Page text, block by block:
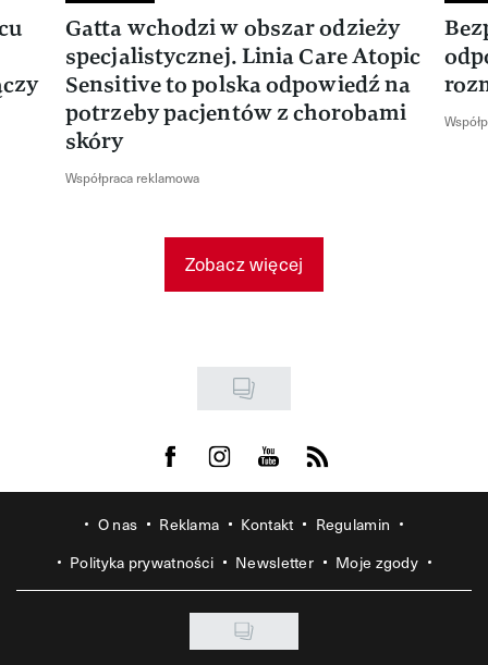
Gatta wchodzi w obszar odzieży
specjalistycznej. Linia Care Atopic
Sensitive to polska odpowiedź na
potrzeby pacjentów z chorobami
skóry
Współpraca reklamowa
Zobacz więcej
Visit us on Facebook
Visit us on Instagram
Visit us on Youtube
Visit us on Rss
O nas Reklama Kontakt
Regulamin
Polityka prywatności
Newsletter Moje zgody